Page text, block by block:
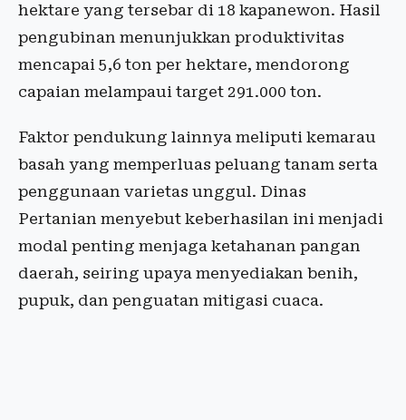
hektare yang tersebar di 18 kapanewon. Hasil
pengubinan menunjukkan produktivitas
mencapai 5,6 ton per hektare, mendorong
capaian melampaui target 291.000 ton.
Faktor pendukung lainnya meliputi kemarau
basah yang memperluas peluang tanam serta
penggunaan varietas unggul. Dinas
Pertanian menyebut keberhasilan ini menjadi
modal penting menjaga ketahanan pangan
daerah, seiring upaya menyediakan benih,
pupuk, dan penguatan mitigasi cuaca.